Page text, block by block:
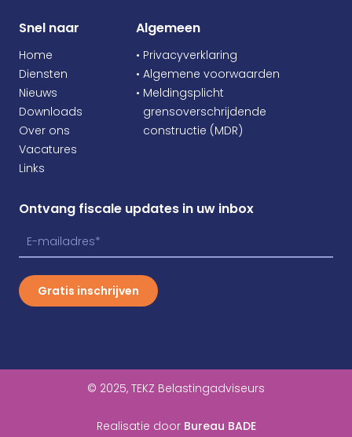
Snel naar
Home
Diensten
Nieuws
Downloads
Over ons
Vacatures
Links
Algemeen
• Privacyverklaring
• Algemene voorwaarden
• Meldingsplicht
grensoverschrijdende
constructie (MDR)
Ontvang fiscale updates in uw inbox
Gratis inschrijven
© 2025, TEKZ Belastingadviseurs
Realisatie door Bureau BADE